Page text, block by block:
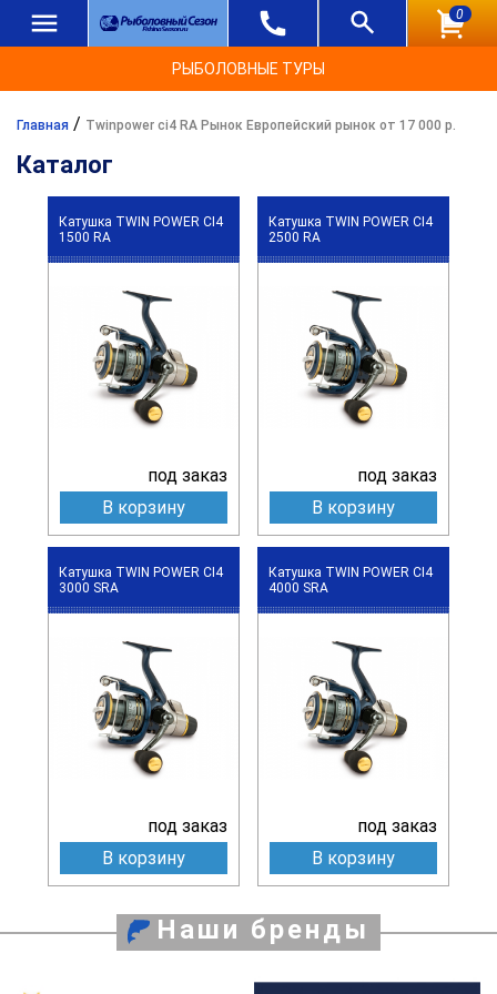
0
РЫБОЛОВНЫЕ ТУРЫ
Главная / Twinpower ci4 RA Рынок Европейский рынок от 17 000 р.
Каталог
Катушка TWIN POWER CI4
1500 RA
под заказ
В корзину
Катушка TWIN POWER CI4
2500 RA
под заказ
В корзину
Катушка TWIN POWER CI4
3000 SRA
под заказ
В корзину
Катушка TWIN POWER CI4
4000 SRA
под заказ
В корзину
Наши бренды